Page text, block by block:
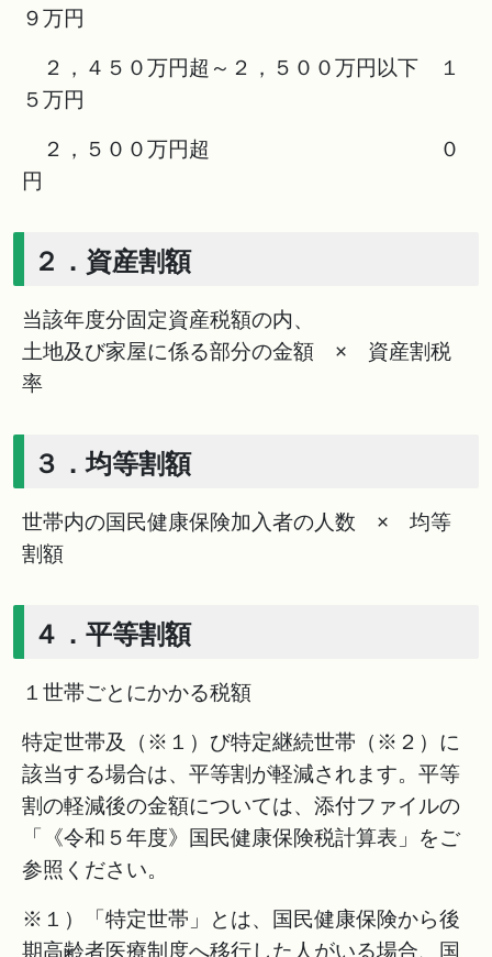
９万円
２，４５０万円超～２，５００万円以下 １
５万円
２，５００万円超 ０
円
２．資産割額
当該年度分固定資産税額の内、
土地及び家屋に係る部分の金額 × 資産割税
率
３．均等割額
世帯内の国民健康保険加入者の人数 × 均等
割額
４．平等割額
１世帯ごとにかかる税額
特定世帯及（※１）び特定継続世帯（※２）に
該当する場合は、平等割が軽減されます。平等
割の軽減後の金額については、添付ファイルの
「《令和５年度》国民健康保険税計算表」をご
参照ください。
※１）「特定世帯」とは、国民健康保険から後
期高齢者医療制度へ移行した人がいる場合、国